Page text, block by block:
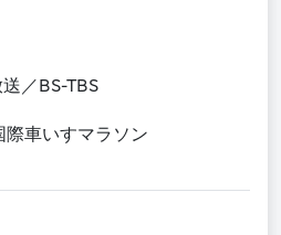
／BS-TBS
際車いすマラソン